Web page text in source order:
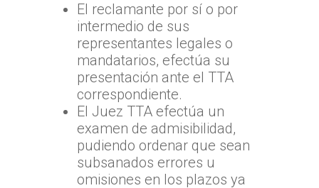
El reclamante por sí o por
intermedio de sus
representantes legales o
mandatarios, efectúa su
presentación ante el TTA
correspondiente.
El Juez TTA efectúa un
examen de admisibilidad,
pudiendo ordenar que sean
subsanados errores u
omisiones en los plazos ya